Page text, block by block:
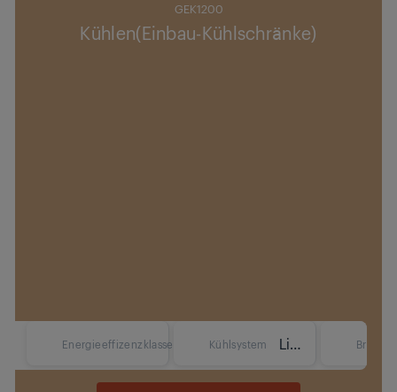
GEK1200
Kühlen(Einbau-Kühlschränke)
Energieeffizenzklasse Kühlsystem LightFrost Breite